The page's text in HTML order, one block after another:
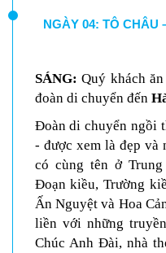
NGÀY 04: TÔ CHÂU
SÁNG: Quý khách ăn
đoàn di chuyển đến
Đoàndi chuyển ngồi
- được xem là đẹp và
có cùng tên ở
Đoạn kiều, Trường
Ấn Nguyệt và Hoa
liền với những
Chúc Anh Đài, nhà